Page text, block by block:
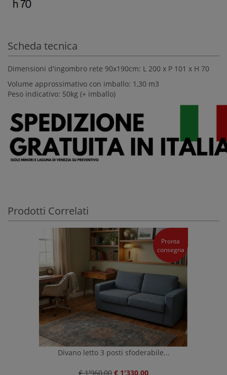
Scheda tecnica
Dimensioni d'ingombro rete 90x190cm: L 200 x P 101 x H 70
Volume approssimativo con imballo: 1,30 m3
Peso indicativo: 50kg (+ imballo)
Prodotti Correlati
Pronta
consegna
Divano letto 3 posti sfoderabile...
€ 1'960,00 € 1'330,00